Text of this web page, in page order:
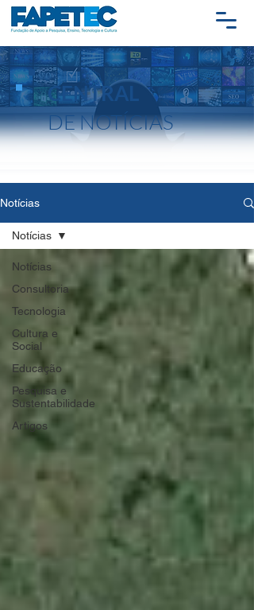
CENTRAL
DE NOTÍCIAS
Notícias
Notícias
Consultoria
Tecnologia
Cultura e
Social
Educação
Pesquisa e
Sustentabilidade
Artigos
Notícias